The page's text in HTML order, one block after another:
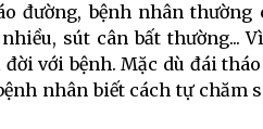
đường, bệnh nhân
sút cân bất thường...
với bệnh. Mặc dù đái
nhân biết cách tự chăm